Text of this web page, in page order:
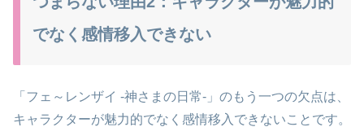
でなく感情移入できない
「フェ～レンザイ -神さまの日常-」のもう一つの欠点は、
キャラクターが魅力的でなく感情移入できないことです。